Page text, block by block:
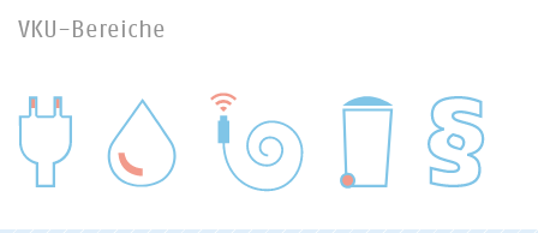
VKU-Bereiche